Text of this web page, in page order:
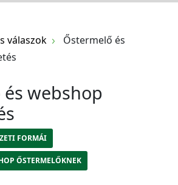
válaszok
Őstermelő és
webshop
FORMÁI
ŐSTERMELŐKNEK